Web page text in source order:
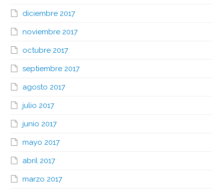
diciembre 2017
noviembre 2017
octubre 2017
septiembre 2017
agosto 2017
julio 2017
junio 2017
mayo 2017
abril 2017
marzo 2017